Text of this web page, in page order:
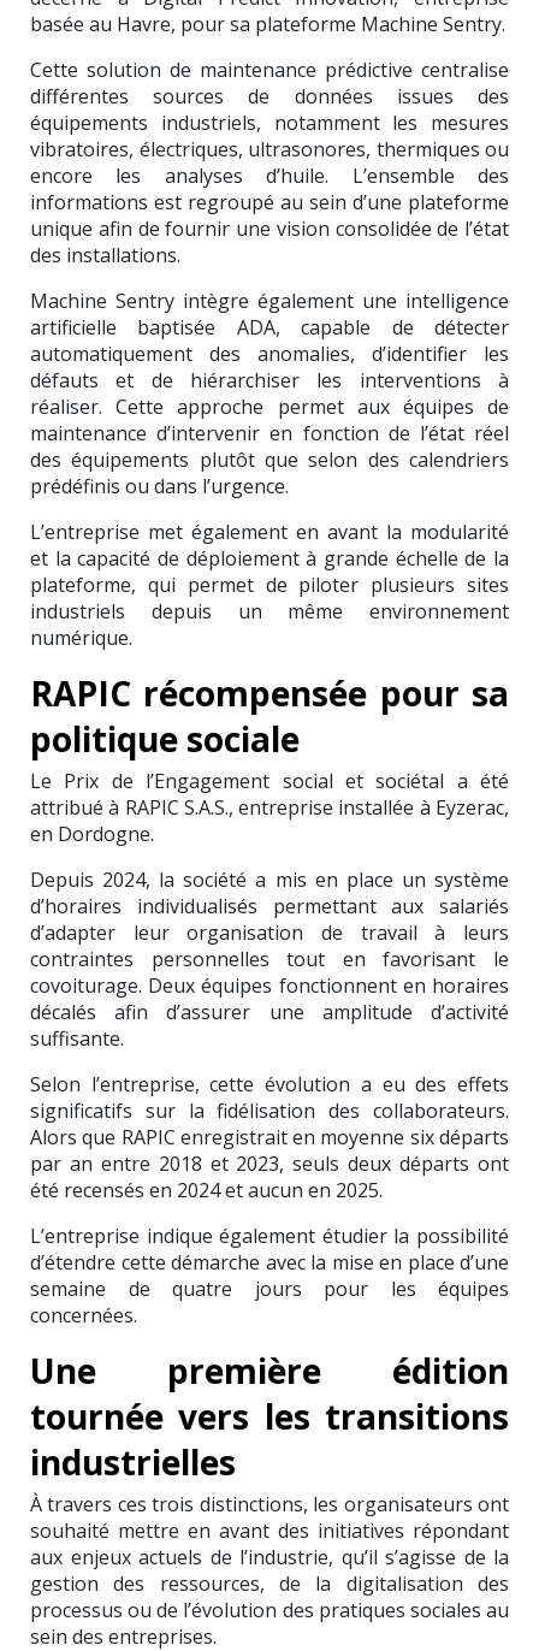
basée au Havre, pour sa plateforme Machine Sentry.
Cette solution de maintenance prédictive centralise
différentes sources de données issues des
équipements industriels, notamment les mesures
vibratoires, électriques, ultrasonores, thermiques ou
encore les analyses d’huile. L’ensemble des
informations est regroupé au sein d’une plateforme
unique afin de fournir une vision consolidée de l’état
des installations.
Machine Sentry intègre également une intelligence
artificielle baptisée ADA, capable de détecter
automatiquement des anomalies, d’identifier les
défauts et de hiérarchiser les interventions à
réaliser. Cette approche permet aux équipes de
maintenance d’intervenir en fonction de l’état réel
des équipements plutôt que selon des calendriers
prédéfinis ou dans l’urgence.
L’entreprise met également en avant la modularité
et la capacité de déploiement à grande échelle de la
plateforme, qui permet de piloter plusieurs sites
industriels depuis un même environnement
numérique.
RAPIC récompensée pour sa
politique sociale
Le Prix de l’Engagement social et sociétal a été
attribué à RAPIC S.A.S., entreprise installée à Eyzerac,
en Dordogne.
Depuis 2024, la société a mis en place un système
d’horaires individualisés permettant aux salariés
d’adapter leur organisation de travail à leurs
contraintes personnelles tout en favorisant le
covoiturage. Deux équipes fonctionnent en horaires
décalés afin d’assurer une amplitude d’activité
suffisante.
Selon l’entreprise, cette évolution a eu des effets
significatifs sur la fidélisation des collaborateurs.
Alors que RAPIC enregistrait en moyenne six départs
par an entre 2018 et 2023, seuls deux départs ont
été recensés en 2024 et aucun en 2025.
L’entreprise indique également étudier la possibilité
d’étendre cette démarche avec la mise en place d’une
semaine de quatre jours pour les équipes
concernées.
Une première édition
tournée vers les transitions
industrielles
À travers ces trois distinctions, les organisateurs ont
souhaité mettre en avant des initiatives répondant
aux enjeux actuels de l’industrie, qu’il s’agisse de la
gestion des ressources, de la digitalisation des
processus ou de l’évolution des pratiques sociales au
sein des entreprises.